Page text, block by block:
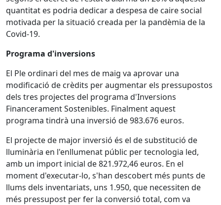
quantitat es podria dedicar a despesa de caire social
motivada per la situació creada per la pandèmia de la
Covid-19.
Programa d'inversions
El Ple ordinari del mes de maig va aprovar una
modificació de crèdits per augmentar els pressupostos
dels tres projectes del programa d'Inversions
Financerament Sostenibles. Finalment aquest
programa tindrà una inversió de 983.676 euros.
El projecte de major inversió és el de substitució de
lluminària en l'enllumenat públic per tecnologia led,
amb un import inicial de 821.972,46 euros. En el
moment d'executar-lo, s'han descobert més punts de
llums dels inventariats, uns 1.950, que necessiten de
més pressupost per fer la conversió total, com va